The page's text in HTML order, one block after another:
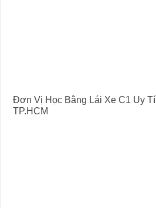
Đơn Vị Học Bằng Lái Xe C1 Uy
TP.HCM